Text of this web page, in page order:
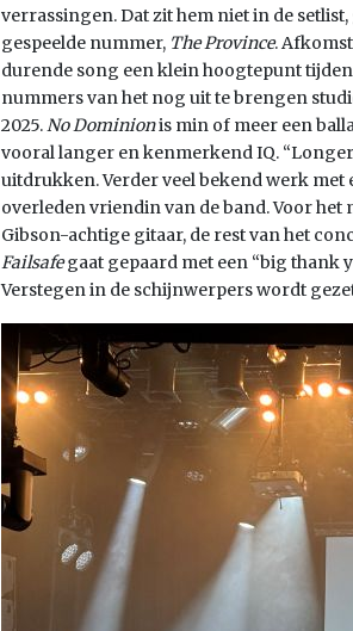
verrassingen. Dat zit hem niet in de
gespeelde nummer, The Province.
durende song een klein hoogtepunt
nummers van het nog uit te brengen
2025.No Dominionis min of meer een
vooral langer en kenmerkend IQ.
uitdrukken. Verder veel bekend werk met
overleden vriendin van de band. Voor het
Gibson-achtige gitaar, de rest van het
Failsafegaat gepaard met een “big thank
Verstegen in de schijnwerpers wordt